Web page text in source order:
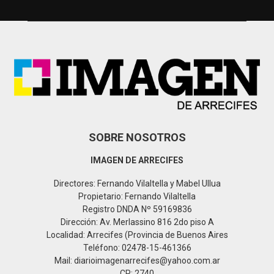
SOBRE NOSOTROS
IMAGEN DE ARRECIFES
Directores: Fernando Vilaltella y Mabel Ullua
Propietario: Fernando Vilaltella
Registro DNDA Nº 59169836
Dirección: Av. Merlassino 816 2do piso A
Localidad: Arrecifes (Provincia de Buenos Aires
Teléfono: 02478-15-461366
Mail: diarioimagenarrecifes@yahoo.com.ar